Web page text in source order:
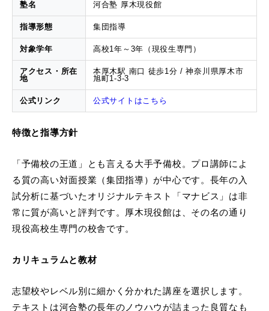
塾名 河合塾 厚木現役館
指導形態 集団指導
対象学年 高校1年～3年（現役生専門）
アクセス・所在
地
本厚木駅 南口 徒歩1分 / 神奈川県厚木市
旭町1-3-3
公式リンク 公式サイトはこちら
特徴と指導方針
「予備校の王道」とも言える大手予備校。プロ講師によ
る質の高い対面授業（集団指導）が中心です。長年の入
試分析に基づいたオリジナルテキスト「マナビス」は非
常に質が高いと評判です。厚木現役館は、その名の通り
現役高校生専門の校舎です。
カリキュラムと教材
志望校やレベル別に細かく分かれた講座を選択します。
テキストは河合塾の長年のノウハウが詰まった良質なも